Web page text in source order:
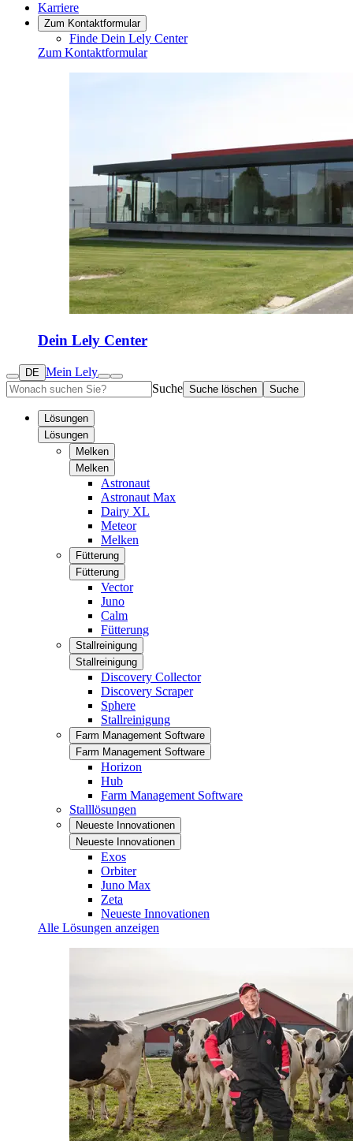
Karriere
Zum Kontaktformular
Finde Dein Lely Center
Zum Kontaktformular
Dein Lely Center
DE Mein Lely
Suche Suche löschen Suche
Lösungen
Lösungen
Melken
Melken
Astronaut
Astronaut Max
Dairy XL
Meteor
Melken
Fütterung
Fütterung
Vector
Juno
Calm
Fütterung
Stallreinigung
Stallreinigung
Discovery Collector
Discovery Scraper
Sphere
Stallreinigung
Farm Management Software
Farm Management Software
Horizon
Hub
Farm Management Software
Stalllösungen
Neueste Innovationen
Neueste Innovationen
Exos
Orbiter
Juno Max
Zeta
Neueste Innovationen
Alle Lösungen anzeigen